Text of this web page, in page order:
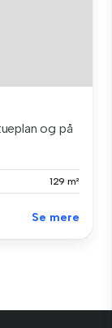
og på
129 m²
Se mere